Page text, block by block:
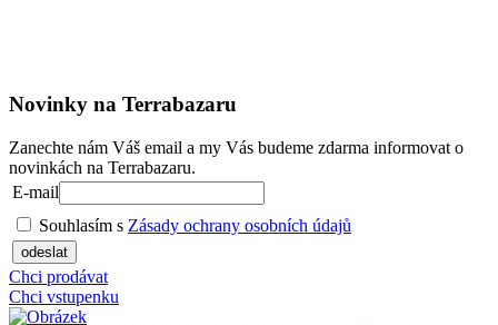
Novinky na Terrabazaru
Zanechte nám Váš email a my Vás budeme zdarma informovat o
novinkách na Terrabazaru.
E-mail
Souhlasím s Zásady ochrany osobních údajů
odeslat
Chci prodávat
Chci vstupenku